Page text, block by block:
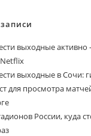
выходные активно
выходные в Сочи:
для просмотра
России, куда